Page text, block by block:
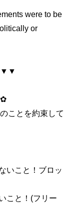
were to be
or
✿
ことを約束して
いこと！ブロッ
こと！(フリー